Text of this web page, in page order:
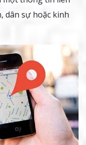
dân sự hoặc kinh